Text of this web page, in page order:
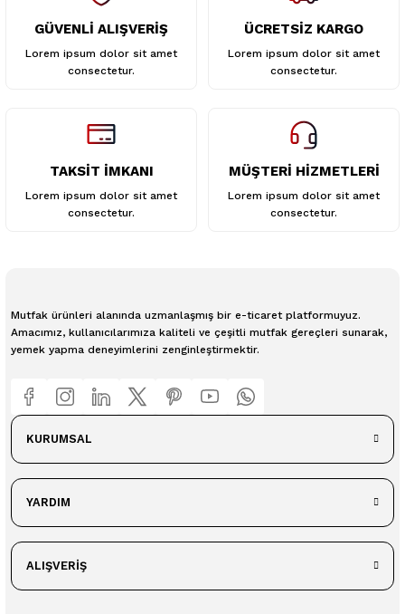
GÜVENLİ ALIŞVERİŞ
Lorem ipsum dolor sit amet
consectetur.
ÜCRETSİZ KARGO
Lorem ipsum dolor sit amet
consectetur.
TAKSİT İMKANI
Lorem ipsum dolor sit amet
consectetur.
MÜŞTERİ HİZMETLERİ
Lorem ipsum dolor sit amet
consectetur.
Mutfak ürünleri alanında uzmanlaşmış bir e-ticaret platformuyuz.
Amacımız, kullanıcılarımıza kaliteli ve çeşitli mutfak gereçleri sunarak,
yemek yapma deneyimlerini zenginleştirmektir.
KURUMSAL
YARDIM
ALIŞVERİŞ